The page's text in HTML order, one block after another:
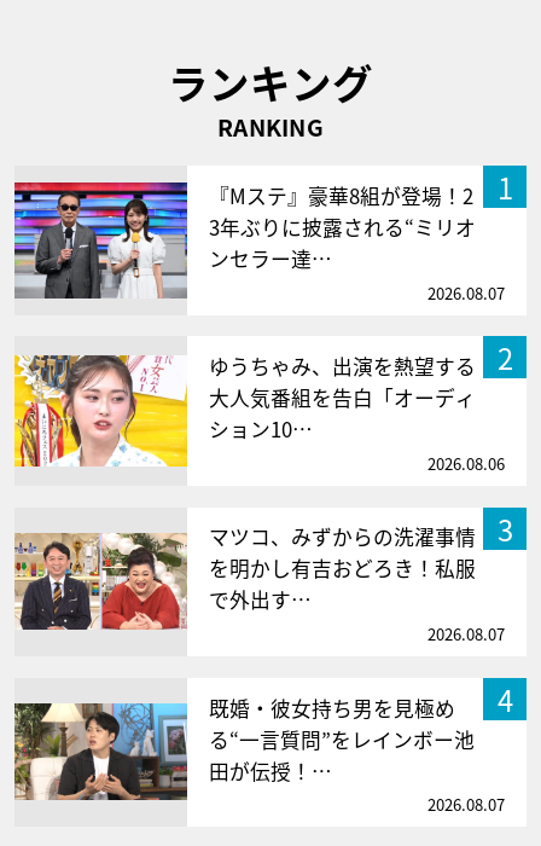
ランキング
RANKING
1
『Mステ』豪華8組が登場！2
3年ぶりに披露される“ミリオ
ンセラー達…
2026.08.07
2
ゆうちゃみ、出演を熱望する
大人気番組を告白「オーディ
ション10…
2026.08.06
3
マツコ、みずからの洗濯事情
を明かし有吉おどろき！私服
で外出す…
2026.08.07
4
既婚・彼女持ち男を見極め
る“一言質問”をレインボー池
田が伝授！…
2026.08.07